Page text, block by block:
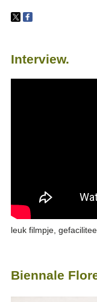
Interview.
leuk filmpje,
Biennale